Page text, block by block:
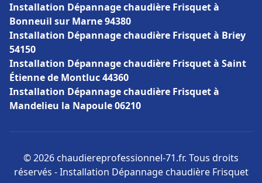
Installation Dépannage chaudière Frisquet à
Bonneuil sur Marne 94380
Installation Dépannage chaudière Frisquet à Briey
54150
Installation Dépannage chaudière Frisquet à Saint
Étienne de Montluc 44360
Installation Dépannage chaudière Frisquet à
Mandelieu la Napoule 06210
© 2026 chaudiereprofessionnel-71.fr. Tous droits
réservés - Installation Dépannage chaudière Frisquet